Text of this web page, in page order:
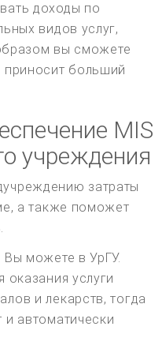
доходы по
видов услуг,
вы сможете
приносит больший
MIS
учреждения
затраты
а также поможет
Вы можете в УрГУ.
оказания услуги
и лекарств, тогда
автоматически